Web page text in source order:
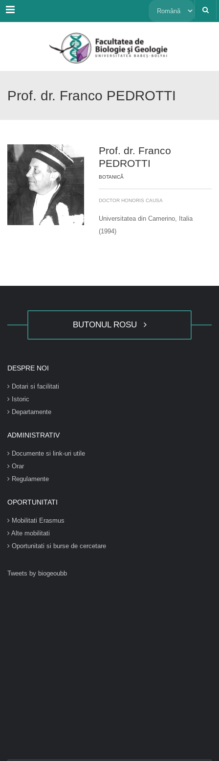
Menu Alege
limbă
Prof. dr. Franco PEDROTTI
Prof. dr. Franco
PEDROTTI
BOTANICĂ
DOCTOR HONORIS CAUSA
Universitatea din Camerino, Italia
(1994)
BUTONUL ROSU
DESPRE NOI
Dotari si facilitati
Istoric
Departamente
ADMINISTRATIV
Documente si link-uri utile
Orar
Regulamente
OPORTUNITATI
Mobilitati Erasmus
Alte mobilitati
Oportunitati si burse de cercetare
Tweets by biogeoubb